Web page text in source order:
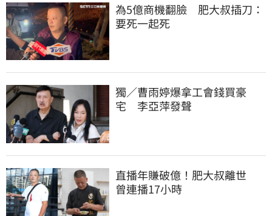
為5億商機翻臉　肥大叔插刀：
要死一起死
獨／曹雨婷爆拿工會錢買豪
宅　李亞萍發聲
直播年賺破億！肥大叔離世
曾連播17小時